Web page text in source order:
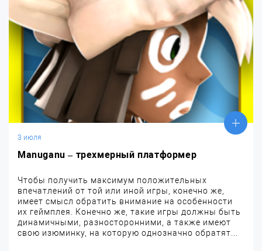
3 июля
Manuganu – трехмерный платформер
Чтобы получить максимум положительных
впечатлений от той или иной игры, конечно же,
имеет смысл обратить внимание на особенности
их геймплея. Конечно же, такие игры должны быть
динамичными, разносторонними, а также имеют
свою изюминку, на которую однозначно обратят...